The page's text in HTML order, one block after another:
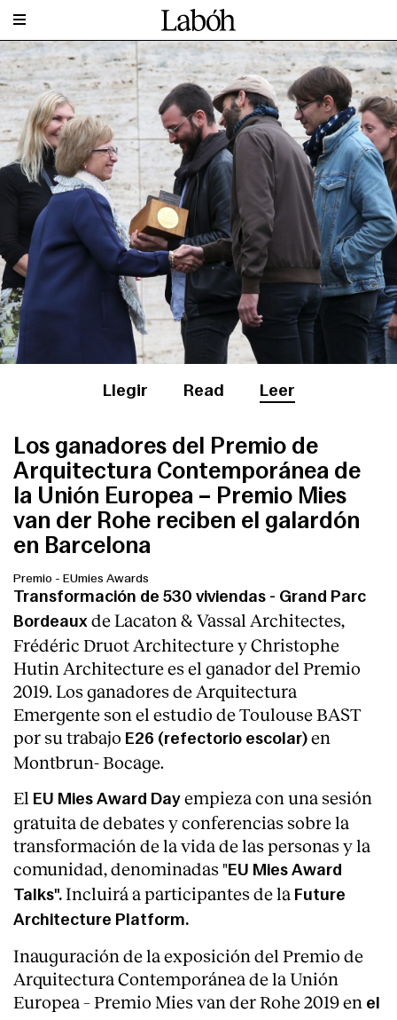
Llegir Read Leer
Los ganadores del Premio de
Arquitectura Contemporánea de
la Unión Europea – Premio Mies
van der Rohe reciben el galardón
en Barcelona
Premio - EUmies Awards
Transformación de 530 viviendas - Grand Parc
Bordeaux de Lacaton & Vassal Architectes,
Frédéric Druot Architecture y Christophe
Hutin Architecture es el ganador del Premio
2019. Los ganadores de Arquitectura
Emergente son el estudio de Toulouse BAST
por su trabajo E26 (refectorio escolar) en
Montbrun- Bocage.
El EU Mies Award Day empieza con una sesión
gratuita de debates y conferencias sobre la
transformación de la vida de las personas y la
comunidad, denominadas "EU Mies Award
Talks". Incluirá a participantes de la Future
Architecture Platform.
Inauguración de la exposición del Premio de
Arquitectura Contemporánea de la Unión
Europea – Premio Mies van der Rohe 2019 en el